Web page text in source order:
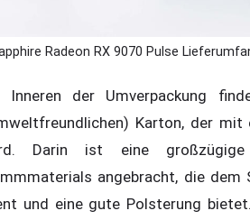
Radeon RX 9070 Pulse
Inneren der Umverpackung
Karton, der mit
Darin ist eine großzügige
angebracht, die dem
und eine gute Polsterung